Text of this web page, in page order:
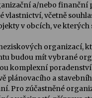
a/nebo finanční
vlastnictví, včetně
v obcích, ve kterých
organizací,
budou mít vybrané
komplexní
plánovacího a
Pro zúčastněné